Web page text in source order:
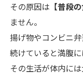
その原因は 【普段
ません。
揚げ物やコンビニ
続けていると満腹
その生活が体内に